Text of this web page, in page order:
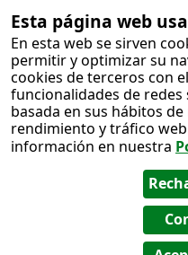
Esta página web
En esta web se sirven
permitir y optimizar su
cookies de terceros con
funcionalidades de
basada en sus hábitos
rendimiento y tráfico
información en nuestra